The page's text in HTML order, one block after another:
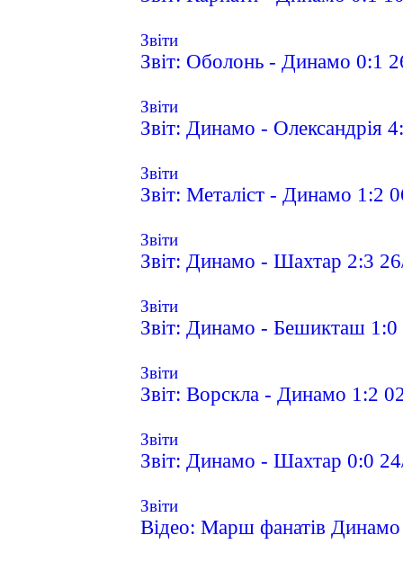
Звіти
Звіт: Оболонь - Динамо 0:1
Звіти
Звіт: Динамо - Олександрія
Звіти
Звіт: Металіст - Динамо 1:2
Звіти
Звіт: Динамо - Шахтар 2:3
Звіти
Звіт: Динамо - Бешикташ
Звіти
Звіт: Ворскла - Динамо 1:2
Звіти
Звіт: Динамо - Шахтар 0:0
Звіти
Відео: Марш фанатів